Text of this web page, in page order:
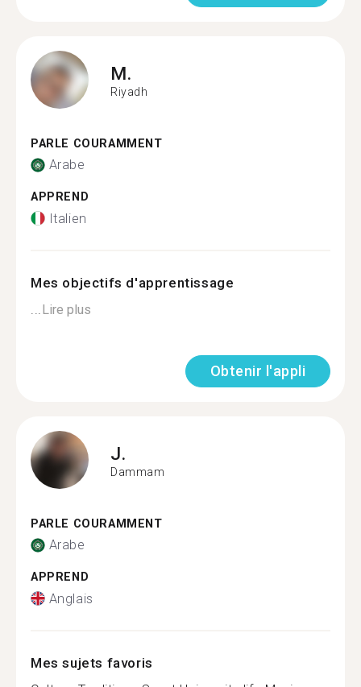
M.
Riyadh
PARLE COURAMMENT
Arabe
APPREND
Italien
Mes objectifs d'apprentissage
Lire plus
Obtenir l'appli
J.
Dammam
PARLE COURAMMENT
Arabe
APPREND
Anglais
Mes sujets favoris